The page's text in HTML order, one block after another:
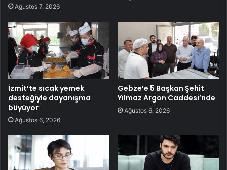
Ağustos 7, 2026
İzmit’te sıcak yemek
desteğiyle dayanışma
büyüyor
Ağustos 6, 2026
Gebze’e 5 Başkan Şehit
Yılmaz Argon Caddesi’nde
Ağustos 6, 2026